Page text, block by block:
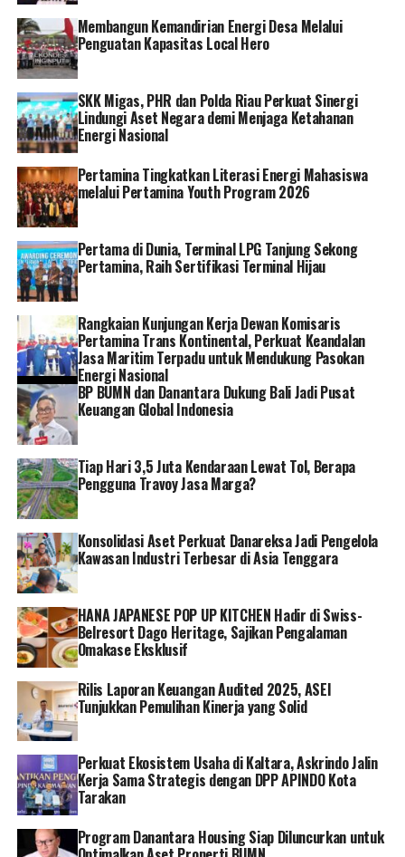
Hingga saat ini, Pertamina telah memiliki 7.904 SPBU
yang beroperasi yang beroperasi di seluruh Indonesia.
Pertamina juga telah membangun 6.232 Pertashop yang
tersebar di berbagai wilayah pedesaan di Tanah Air.
Selain itu, untuk memastikan kemudahan akses bagi
masyarakat di wilayah 3T, Pertamina dari tahun 2017
hingga Januari 2023 telah membangun 417 SPBU di
wilayah 3T dalam program BBM 1 Harga.
Untuk outlet LPG, saat ini jumlah agen PS0 4.950, agen
Non PSO 860, pangkalan PSO 233 ribu dan Outlet Non
PSO 55 ribu.
“Ketika kegiatan ekonomi mulai menggeliat, tahun 2022
Pemerintah memberikan tambahan kuota BBM subsidi,
sehingga kebutuhan BBM dan LPG di masyarakat tetap
terpenuhi,”tandas Nicke. []
RELATED TOPICS: PT PERTAMINA
Membangun Kemandirian Energi Desa Melalui
Penguatan Kapasitas Local Hero
SKK Migas, PHR dan Polda Riau Perkuat Sinergi
Lindungi Aset Negara demi Menjaga Ketahanan
Energi Nasional
Pertamina Tingkatkan Literasi Energi Mahasiswa
melalui Pertamina Youth Program 2026
Pertama di Dunia, Terminal LPG Tanjung Sekong
Pertamina, Raih Sertifikasi Terminal Hijau
Rangkaian Kunjungan Kerja Dewan Komisaris
Pertamina Trans Kontinental, Perkuat Keandalan
Jasa Maritim Terpadu untuk Mendukung Pasokan
Energi Nasional
BP BUMN dan Danantara Dukung Bali Jadi Pusat
Keuangan Global Indonesia
Tiap Hari 3,5 Juta Kendaraan Lewat Tol, Berapa
Pengguna Travoy Jasa Marga?
Konsolidasi Aset Perkuat Danareksa Jadi Pengelola
Kawasan Industri Terbesar di Asia Tenggara
HANA JAPANESE POP UP KITCHEN Hadir di Swiss-
Belresort Dago Heritage, Sajikan Pengalaman
Omakase Eksklusif
Rilis Laporan Keuangan Audited 2025, ASEI
Tunjukkan Pemulihan Kinerja yang Solid
Perkuat Ekosistem Usaha di Kaltara, Askrindo Jalin
Kerja Sama Strategis dengan DPP APINDO Kota
Tarakan
Program Danantara Housing Siap Diluncurkan untuk